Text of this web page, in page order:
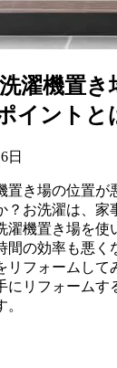
濯機置き
イントと
日
置き場の位置
？お洗濯は、家
濯機置き場を使
間の効率も悪く
リフォームして
にリフォームす